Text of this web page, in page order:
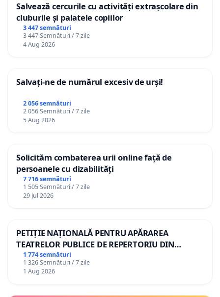
Salvează cercurile cu activități extrașcolare din
cluburile și palatele copiilor
3 447 semnături
3 447 Semnături / 7 zile
4 Aug 2026
Salvați-ne de numărul excesiv de urși!
2 056 semnături
2 056 Semnături / 7 zile
5 Aug 2026
Solicităm combaterea urii online față de
persoanele cu dizabilități
7 716 semnături
1 505 Semnături / 7 zile
29 Jul 2026
PETIȚIE NAȚIONALĂ PENTRU APĂRAREA
TEATRELOR PUBLICE DE REPERTORIU DIN
ROMÂNIA
1 774 semnături
1 326 Semnături / 7 zile
1 Aug 2026